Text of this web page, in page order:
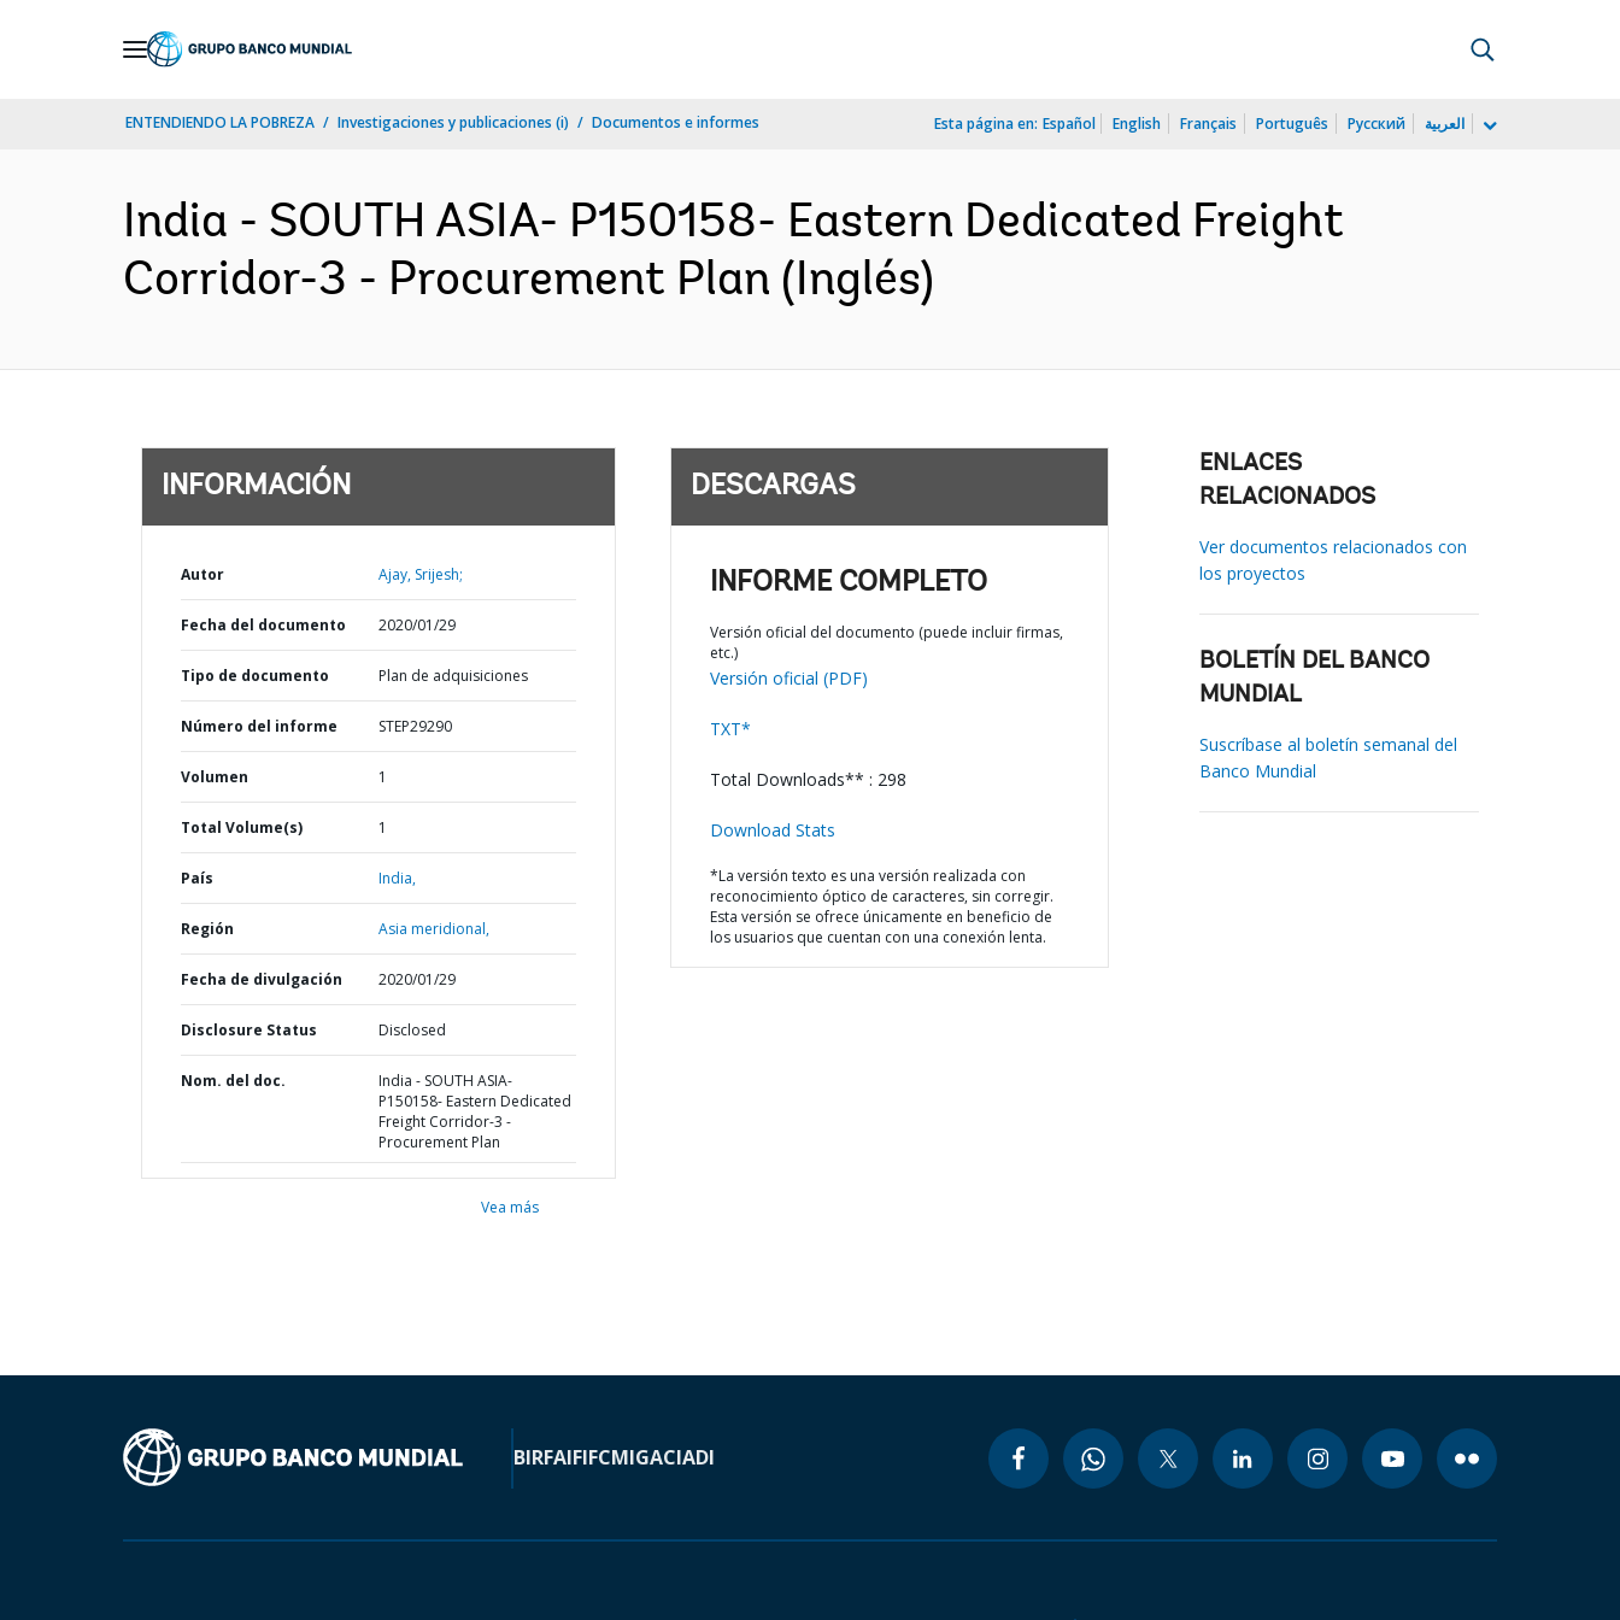
ENTENDIENDO LA POBREZA Investigaciones y publicaciones (i) Documentos e informes Esta página en: Español English Français Português Русский العربية
India - SOUTH ASIA- P150158- Eastern Dedicated Freight
Corridor-3 - Procurement Plan (Inglés)
INFORMACIÓN
Autor Ajay, Srijesh;
Fecha del documento 2020/01/29
Tipo de documento Plan de adquisiciones
Número del informe STEP29290
Volumen 1
Total Volume(s) 1
País India,
Región Asia meridional,
Fecha de divulgación 2020/01/29
Disclosure Status Disclosed
Nom. del doc.
India - SOUTH ASIA-
P150158- Eastern Dedicated
Freight Corridor-3 -
Procurement Plan
Vea más
DESCARGAS
INFORME COMPLETO
Versión oficial del documento (puede incluir firmas,
etc.)
Versión oficial (PDF)
TXT*
Total Downloads** : 298
Download Stats
*La versión texto es una versión realizada con
reconocimiento óptico de caracteres, sin corregir.
Esta versión se ofrece únicamente en beneficio de
los usuarios que cuentan con una conexión lenta.
ENLACES
RELACIONADOS
Ver documentos relacionados con
los proyectos
BOLETÍN DEL BANCO
MUNDIAL
Suscríbase al boletín semanal del
Banco Mundial
BIRFAIFIFCMIGACIADI